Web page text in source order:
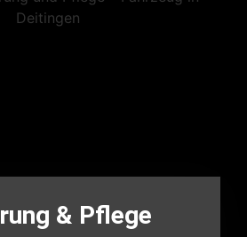
& Pflege